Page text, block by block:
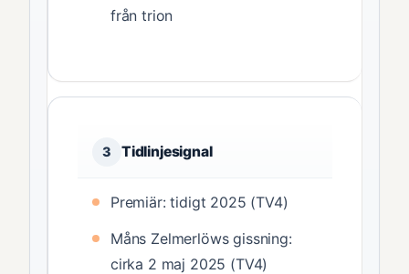
från trion
3 Tidlinjesignal
Premiär: tidigt 2025 (TV4)
Måns Zelmerlöws gissning:
cirka 2 maj 2025 (TV4)